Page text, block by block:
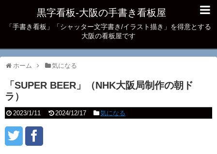
黒字看板‐大阪の手書き看板屋
「手書き看板」「シャッター文字書き/イラスト描き」を得意とする
大阪の看板屋です
ホーム 気になる
「SUPER BEER」（NHK大阪局制作の朝ド
ラ）
2023/1/11 2024/12/17 気になる